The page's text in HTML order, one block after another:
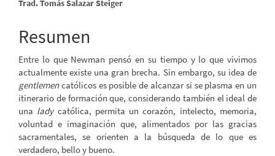
principal
del
artículo
Trad. Tomás Salazar Steiger
Resumen
Entre lo que Newman pensó en su tiempo y lo que vivimos
actualmente existe una gran brecha. Sin embargo, su idea de
gentlemencatólicos es posible de alcanzar si se plasma en un
itinerario de formación que, considerando también el ideal de
una lady católica, permita un corazón, intelecto, memoria,
voluntad e imaginación que, alimentados por las gracias
sacramentales, se orienten a la búsqueda de lo que es
verdadero, bello y bueno.